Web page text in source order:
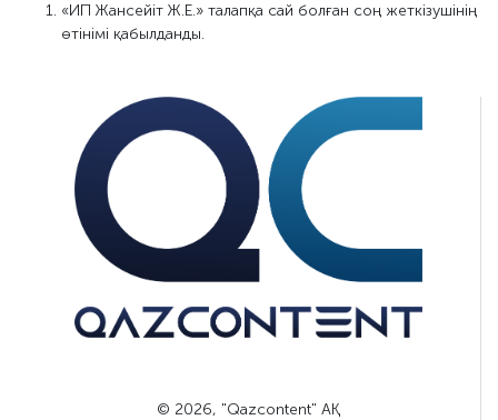
«ИП Жансейіт Ж.Е.» талапқа сай болған соң жеткізушінің
өтінімі қабылданды.
© 2026, "Qazcontent" АҚ